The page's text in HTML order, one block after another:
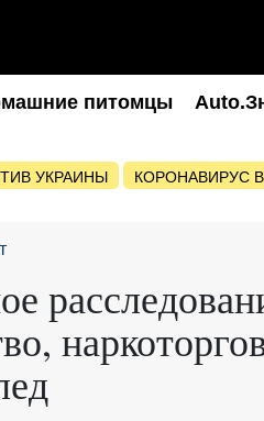
питомцы
УКРАИНЫ КОРОНАВИРУС